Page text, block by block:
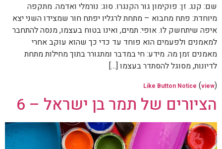
​שם: קנג. זן: פוקימון גור הקנגרו. סוג: נורמלי ואדמה. מתקפה
מיוחדת: פתח מחבוא – מתחת לרגליו יפתח חור שמצידו השני יצא
איפה שיתחשק לו. אופי: תמים, ואינו בטוח בעצמו, מנסה להתחבר
למאמנים ולפעמים הוא פוחד עד כדי כך שהוא עוקב אחרי
מאמנים זמן מה. מידע: חי במדבר ומתגורר בתוך מחילות מתחת
לדיונות, מסוגל להסתדר בעצמו […]
Like Button Notice (view)
הציורים של תמר בן ישראל – 6